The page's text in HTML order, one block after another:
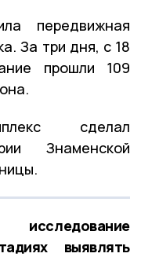
передвижная
За три дня, с 18
прошли 109
сделал
Знаменской
выявлять